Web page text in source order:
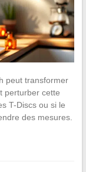
peut transformer
perturber cette
T-Discs ou si le
des mesures.